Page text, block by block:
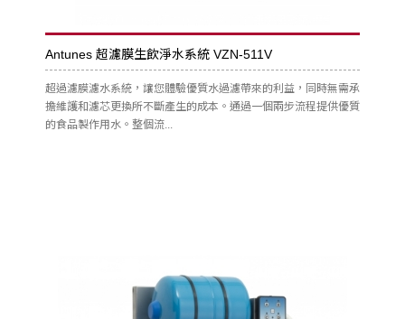
Antunes 超濾膜生飲淨水系統 VZN-511V
超過濾膜濾水系統，讓您體驗優質水過濾帶來的利益，同時無需承
擔維護和濾芯更換所不斷產生的成本。通過一個兩步流程提供優質
的食品製作用水。整個流...